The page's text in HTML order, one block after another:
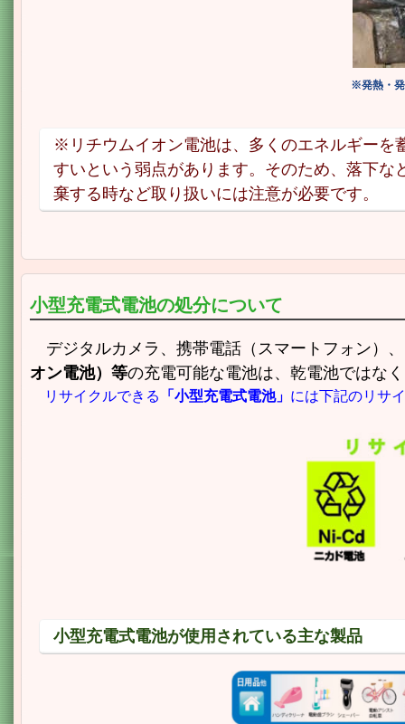
※発熱・
※リチウムイオン電池は、多くのエネルギーを
すいという弱点があります。そのため、落下
棄する時など取り扱いには注意が必要です。
小型充電式電池の処分について
デジタルカメラ、携帯電話（スマートフォン）
オン電池）等の充電可能な電池は、乾電池ではなく
リサイクルできる 「小型充電式電池」 には下記のリサ
小型充電式電池が使用されている主な製品